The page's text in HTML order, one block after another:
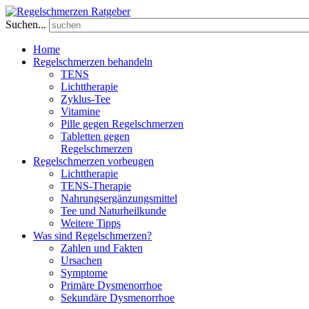
Suchen...
Home
Regelschmerzen behandeln
TENS
Lichttherapie
Zyklus-Tee
Vitamine
Pille gegen Regelschmerzen
Tabletten gegen
Regelschmerzen
Regelschmerzen vorbeugen
Lichttherapie
TENS-Therapie
Nahrungsergänzungsmittel
Tee und Naturheilkunde
Weitere Tipps
Was sind Regelschmerzen?
Zahlen und Fakten
Ursachen
Symptome
Primäre Dysmenorrhoe
Sekundäre Dysmenorrhoe